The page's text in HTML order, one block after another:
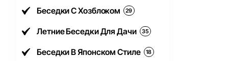
Беседки С Хозблоком 29
Летние Беседки Для Дачи 35
Беседки В Японском Стиле 18